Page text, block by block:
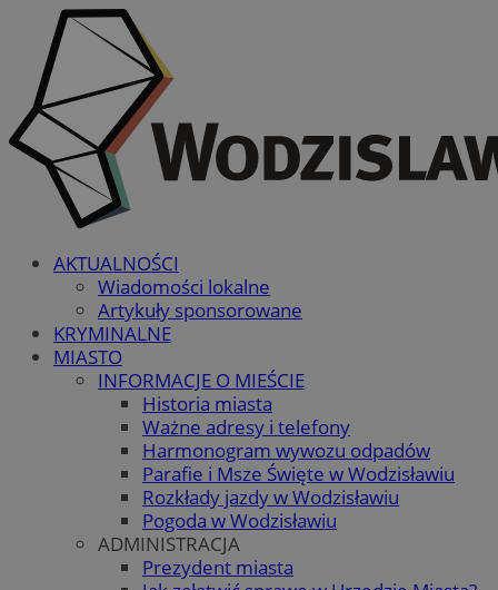
AKTUALNOŚCI
Wiadomości lokalne
Artykuły sponsorowane
KRYMINALNE
MIASTO
INFORMACJE O MIEŚCIE
Historia miasta
Ważne adresy i telefony
Harmonogram wywozu odpadów
Parafie i Msze Święte w Wodzisławiu
Rozkłady jazdy w Wodzisławiu
Pogoda w Wodzisławiu
ADMINISTRACJA
Prezydent miasta